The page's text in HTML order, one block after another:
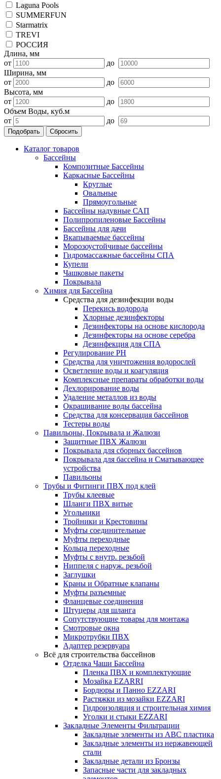
Laguna Pools
SUMMERFUN
Starmatrix
TREVI
РОССИЯ
Длина, мм
от
до
Ширина, мм
от
до
Высота, мм
от
до
Объем Воды, куб.м
от
до
Подобрать Сбросить
Каталог товаров
Бассейны
Композитные Бассейны
Каркасные Бассейны
Круглые
Овальные
Прямоугольные
Бассейны надувные САП
Полипропиленовые Бассейны
Бассейны для дачи
Вкапываемые бассейны
Морозоустойчивые бассейны
Гидромассажные бассейны СПА
Купели
Чашковые пакеты
Покрывала
Химия для Бассейна
Средства для дезинфекции воды
Перекись водорода
Хлорные дезинфекторы
Дезинфекторы на основе кислорода
Дезинфекторы на основе серебра
Дезинфекция для СПА
Регулирование РН
Средства для уничтожения водорослей
Осветление воды и коагуляция
Комплексные препараты обработки воды
Дехлорирование воды
Удаление металлов из воды
Окрашивание воды бассейна
Средства для консервация бассейнов
Тестеры воды
Павильоны, Покрывала и Жалюзи
Защитные ПВХ Жалюзи
Покрывала для сборных бассейнов
Покрывала для бассейна и Сматывающее
устройства
Павильоны
Трубы и Фитинги ПВХ под клей
Трубы клеевые
Шланги ПВХ витые
Угольники
Тройники и Крестовины
Муфты соединительные
Муфты переходные
Кольца переходные
Муфты с внутр. резьбой
Ниппеля с наруж. резьбой
Заглушки
Краны и Обратные клапаны
Муфты разъемные
Фланцевые соединения
Штуцеры для шланга
Сопутствующие товары для монтажа
Смотровые окна
Микротрубки ПВХ
Адаптер резервуара
Всё для строительства бассейнов
Отделка Чаши Бассейна
Пленка ПВХ и комплектующие
Мозайка EZARRI
Бордюры и Панно EZZARI
Растяжки из мозайки EZZARI
Гидроизоляция и строительная химия
Уголки и стыки EZZARI
Закладные Элементы Фильтрации
Закладные элементы из ABC пластика
Закладные элементы из нержавеющей
стали
Закладные детали из Бронзы
Запасные части для закладных